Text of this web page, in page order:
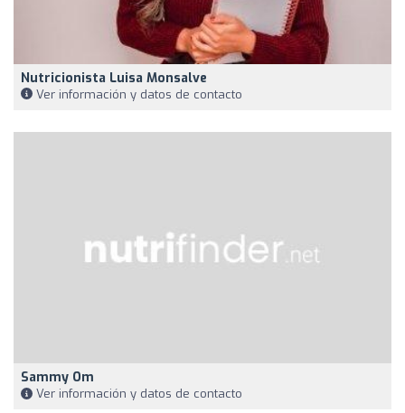
Nutricionista Luisa Monsalve
Ver información y datos de contacto
Sammy Om
Ver información y datos de contacto